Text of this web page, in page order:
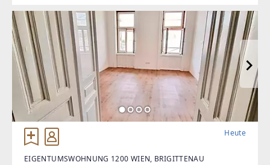
Heute
EIGENTUMSWOHNUNG 1200 WIEN, BRIGITTENAU